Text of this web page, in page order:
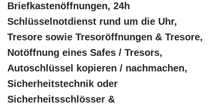
Briefkastenöffnungen, 24h
Schlüsselnotdienst rund um die Uhr,
Tresore sowie Tresoröffnungen & Tresore,
Notöffnung eines Safes / Tresors,
Autoschlüssel kopieren / nachmachen,
Sicherheitstechnik oder
Sicherheitsschlösser &